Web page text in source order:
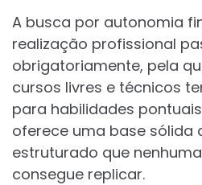
A busca por autonomia
realização profissional
obrigatoriamente, pela
cursos livres e técnicos
para habilidades
oferece uma base sólida
estruturado que
consegue replicar.